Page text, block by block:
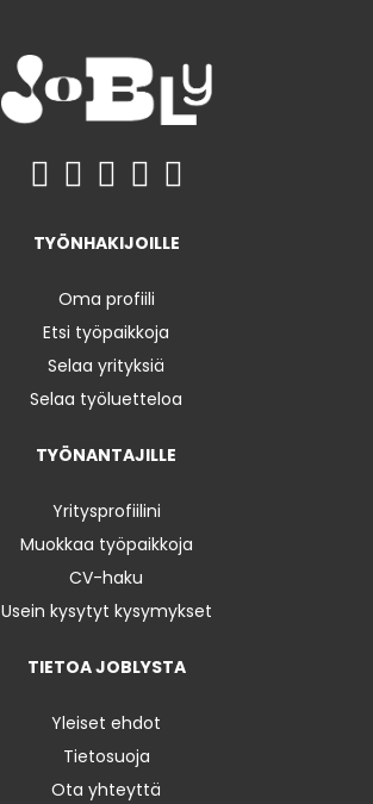
TYÖNHAKIJOILLE
Oma profiili
Etsi työpaikkoja
Selaa yrityksiä
Selaa työluetteloa
TYÖNANTAJILLE
Yritysprofiilini
Muokkaa työpaikkoja
CV-haku
Usein kysytyt kysymykset
TIETOA JOBLYSTA
Yleiset ehdot
Tietosuoja
Ota yhteyttä